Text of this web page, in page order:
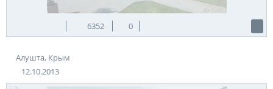
6352 0
Алушта, Крым
12.10.2013